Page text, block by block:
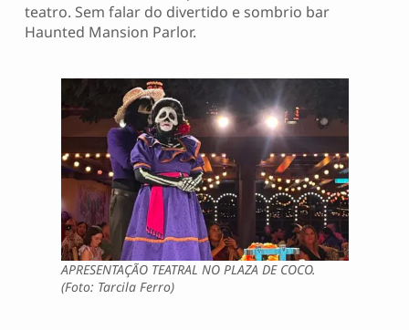
teatro. Sem falar do divertido e sombrio bar
Haunted Mansion Parlor.
APRESENTAÇÃO TEATRAL NO PLAZA DE COCO.
(Foto: Tarcila Ferro)